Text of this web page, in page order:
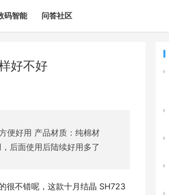
码智能 问答社区
好不好
便好用 产品材质：纯棉材
后面使用后陆续好用多了
很不错呢，这款十月结晶 SH723